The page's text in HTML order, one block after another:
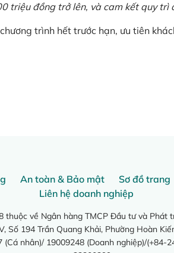
triệu đồng trở lên, và cam kết quy
trình hết trước hạn, ưu tiên
An toàn & Bảo mật Sơ đồ trang
Liên hệ doanh nghiệp
thuộc về Ngân hàng TMCP Đầu tư và Phát
Số 194 Trần Quang Khải, Phường Hoàn
nhân)/ 19009248 (Doanh nghiệp)/(+84-